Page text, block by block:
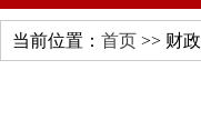
当前位置： 首页 >> 财